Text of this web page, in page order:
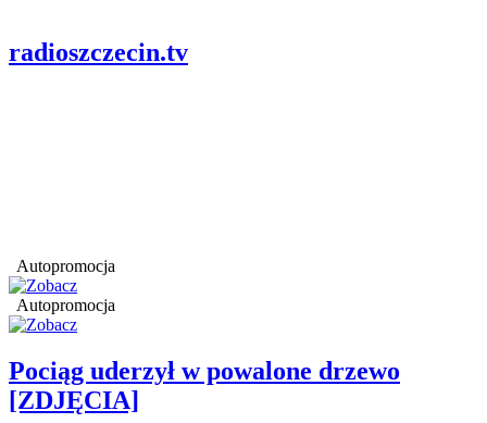
radioszczecin.tv
Autopromocja
Autopromocja
Pociąg uderzył w powalone drzewo
[ZDJĘCIA]